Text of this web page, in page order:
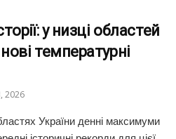
у низці областей
температурні
2026
України денні максимуми